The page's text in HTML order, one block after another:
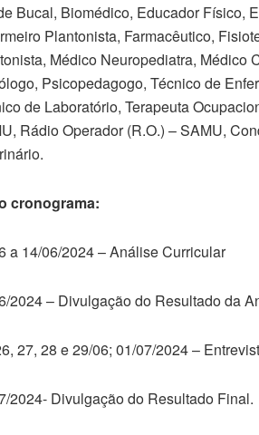
Bucal, Biomédico, Educador Físico,
Plantonista, Farmacêutico,
Médico Neuropediatra, Médico
Psicopedagogo, Técnico de
de Laboratório, Terapeuta
Rádio Operador (R.O.) – SAMU,
cronograma:
a 14/06/2024 – Análise Curricular
2024 – Divulgação do Resultado da
27, 28 e 29/06; 01/07/2024 –
2024- Divulgação do Resultado Final.